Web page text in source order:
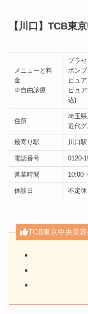
【川口】TCB東
メニューと料
金
※自由診療
プラ
ボン
ピュ
ピュ
込)
住所
埼玉
近代
最寄り駅 川口駅
電話番号 0120-
営業時間 10:00
休診日 不定休
TCB東京中央美